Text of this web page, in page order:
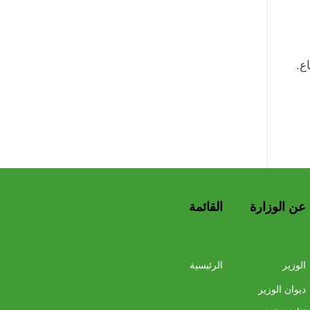
عن الوزارة
الوزير
ديوان الوزير
القائمة
الرئيسية